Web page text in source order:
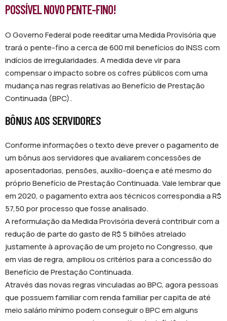
POSSÍVEL NOVO PENTE-FINO!
O Governo Federal pode reeditar uma Medida Provisória que
trará o pente-fino a cerca de 600 mil benefícios do INSS com
indícios de irregularidades. A medida deve vir para
compensar o impacto sobre os cofres públicos com uma
mudança nas regras relativas ao Benefício de Prestação
Continuada (BPC).
BÔNUS AOS SERVIDORES
Conforme informações o texto deve prever o pagamento de
um bônus aos servidores que avaliarem concessões de
aposentadorias, pensões, auxílio-doença e até mesmo do
próprio Benefício de Prestação Continuada. Vale lembrar que
em 2020, o pagamento extra aos técnicos correspondia a R$
57,50 por processo que fosse analisado.
A reformulação da Medida Provisória deverá contribuir com a
redução de parte do gasto de R$ 5 bilhões atrelado
justamente à aprovação de um projeto no Congresso, que
em vias de regra, ampliou os critérios para a concessão do
Benefício de Prestação Continuada.
Através das novas regras vinculadas ao BPC, agora pessoas
que possuem familiar com renda familiar per capita de até
meio salário mínimo podem conseguir o BPC em alguns